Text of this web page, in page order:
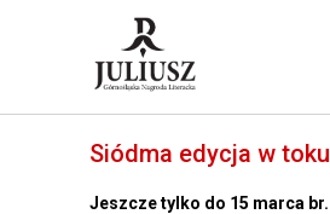
Siódma edycja w toku
Jeszcze tylko do 15 marca br.